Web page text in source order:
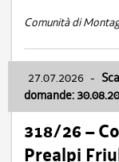
Comunità di
27.07.2026 -
domande:
318/26 –
Prealpi